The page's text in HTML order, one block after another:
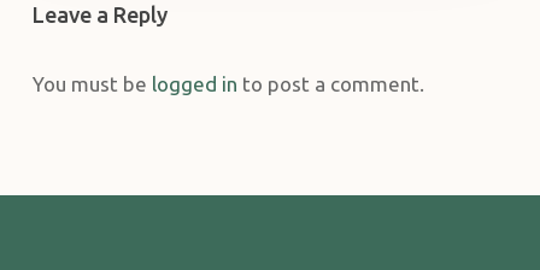
Leave a Reply
You must be logged in to post a comment.